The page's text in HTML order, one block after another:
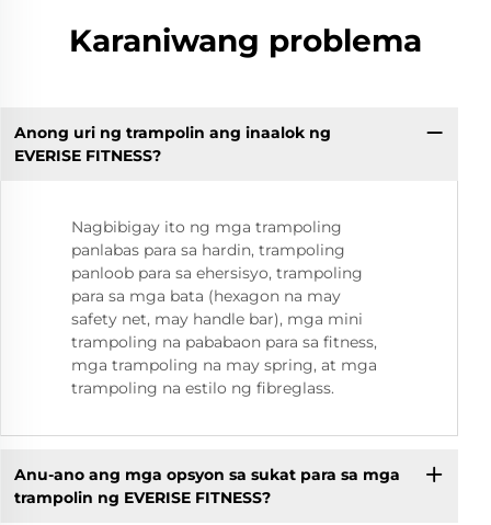
Karaniwang problema
Anong uri ng trampolin ang inaalok ng
EVERISE FITNESS?
Nagbibigay ito ng mga trampoling
panlabas para sa hardin, trampoling
panloob para sa ehersisyo, trampoling
para sa mga bata (hexagon na may
safety net, may handle bar), mga mini
trampoling na pababaon para sa fitness,
mga trampoling na may spring, at mga
trampoling na estilo ng fibreglass.
Anu-ano ang mga opsyon sa sukat para sa mga
trampolin ng EVERISE FITNESS?